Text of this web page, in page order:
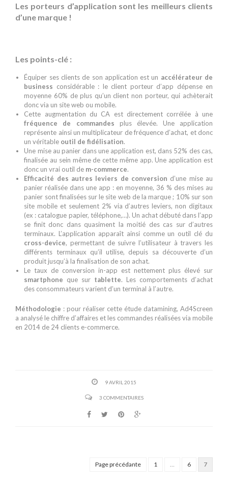
Les porteurs d’application sont les meilleurs clients
d’une marque !
Les points-clé :
Équiper ses clients de son application est un accélérateur de
business considérable : le client porteur d’app dépense en
moyenne 60% de plus qu’un client non porteur, qui achèterait
donc via un site web ou mobile.
Cette augmentation du CA est directement corrélée à une
fréquence de commandes plus élevée. Une application
représente ainsi un multiplicateur de fréquence d’achat, et donc
un véritable outil de fidélisation.
Une mise au panier dans une application est, dans 52% des cas,
finalisée au sein même de cette même app. Une application est
donc un vrai outil de m-commerce.
Efficacité des autres leviers de conversion d’une mise au
panier réalisée dans une app : en moyenne, 36 % des mises au
panier sont finalisées sur le site web de la marque ; 10% sur son
site mobile et seulement 2% via d’autres leviers, non digitaux
(ex : catalogue papier, téléphone,…). Un achat débuté dans l’app
se finit donc dans quasiment la moitié des cas sur d’autres
terminaux. L’application apparaît ainsi comme un outil clé du
cross-device, permettant de suivre l’utilisateur à travers les
différents terminaux qu’il utilise, depuis sa découverte d’un
produit jusqu’à la finalisation de son achat.
Le taux de conversion in-app est nettement plus élevé sur
smartphone que sur tablette. Les comportements d’achat
des consommateurs varient d’un terminal à l’autre.
Méthodologie : pour réaliser cette étude datamining, Ad4Screen
a analysé le chiffre d’affaires et les commandes réalisées via mobile
en 2014 de 24 clients e-commerce.
9 AVRIL 2015
3 COMMENTAIRES
Page précédante 1 6 7